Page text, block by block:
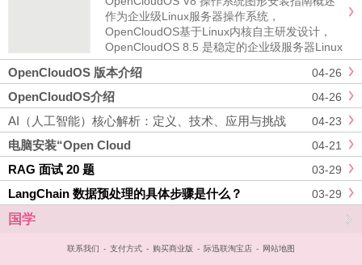
作为企业级Linux服务器操作系统，
OpenCloudOS基于Linux内核自主研发设计，
OpenCloudOS 8.5 是稳定的企业级服务器Linux
发行版，其稳定性、安全性、兼容性和性能等核
心能力均已得到充分验证。Open......
04-26
OpenCloudOS 版本介绍
04-26
OpenCloudOS介绍
04-23
AI（人工智能）核心解析：定义、技术、应用与挑战
04-21
电脑安装“Open Cloud
03-29
RAG 面试 20 题
03-29
LangChain 数据预处理的具体步骤是什么？
国学
联系我们 - 支付方式 - 购买商业版 - 际迅联淘宝店 - 网站地图